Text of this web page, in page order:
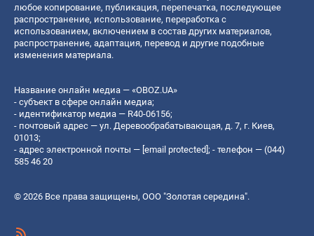
любое копирование, публикация, перепечатка, последующее
распространение, использование, переработка с
использованием, включением в состав других материалов,
распространение, адаптация, перевод и другие подобные
изменения материала.
Название онлайн медиа — «OBOZ.UA»
- субъект в сфере онлайн медиа;
- идентификатор медиа — R40-06156;
- почтовый адрес — ул. Деревообрабатывающая, д. 7, г. Киев,
01013;
- адрес электронной почты — [email protected] ; - телефон — (044)
585 46 20
© 2026 Все права защищены, ООО "Золотая середина".